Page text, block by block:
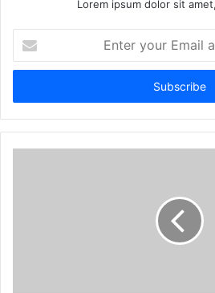
Lorem ipsum dolor sit
your
Email